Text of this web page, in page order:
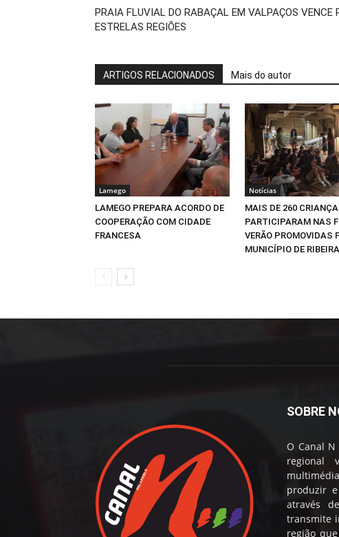
PRAIA FLUVIAL DO RABAÇAL EM VALPAÇOS VENCE
ESTRELAS REGIÕES
ARTIGOS RELACIONADOS Mais do autor
Lamego
LAMEGO PREPARA ACORDO DE
COOPERAÇÃO COM CIDADE
FRANCESA
Notícias
MAIS DE 260
PARTICIPARAM NAS
VERÃO PROMOVIDAS
MUNICÍPIO DE
SOBRE
O Canal
regional
produzir
através
transmite
região